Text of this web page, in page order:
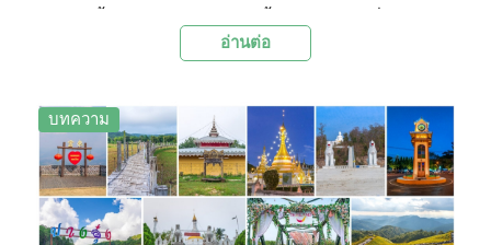
วัดวาอารามสวยๆ มีเอกลักษณ์ ไปจนถึงพิพิธภัณฑ์
นั้นได้ชื่อเป็น “นครแห่งอัญมณี” ที่มีชื่อเสียงในระดับ
โลก เรียกว่าจังหวัดที่อาจดูไม่ได้หวือหวาแห่งนี้ไม่ได้
ด้อยเลยในเรื่องของที่เที่ยวที่มีให้ได้เลือกครบทุก
รสชาติและสามารถเที่ยวได้ทั้งปี… ไปชม 15 ที่เที่ยว
ยอดนิยมในจันทบุรีที่ Palanla ได้คัดสรรมาฝากกัน
อ่านต่อ
บทความ